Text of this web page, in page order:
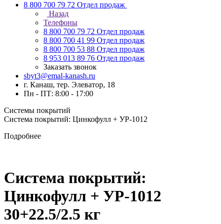
8 800 700 79 72 Отдел продаж
Назад
Телефоны
8 800 700 79 72 Отдел продаж
8 800 700 41 99 Отдел продаж
8 800 700 53 88 Отдел продаж
8 953 013 89 76 Отдел продаж
Заказать звонок
sbyt3@emal-kanash.ru
г. Канаш, тер. Элеватор, 18
Пн - ПТ: 8:00 - 17:00
Системы покрытий
Система покрытий: Цинкофулл + УР-1012
Подробнее
Система покрытий:
Цинкофулл + УР-1012
30+22.5/2.5 кг